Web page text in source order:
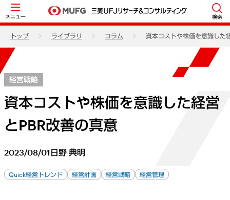
メニュー 検索
トップ ライブラリ コラム 資本コストや株価を意識した
経営戦略
資本コストや株価を意識した経営
とPBR改善の真意
2023/08/01 日野 典明
Quick経営トレンド 経営計画 経営戦略 経営管理